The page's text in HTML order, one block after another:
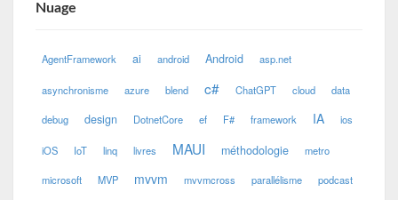
Nuage
AgentFramework ai android Android asp.net
asynchronisme azure blend c# ChatGPT cloud data
debug design DotnetCore ef F# framework IA ios
iOS IoT linq livres MAUI méthodologie metro
microsoft MVP mvvm mvvmcross parallélisme podcast